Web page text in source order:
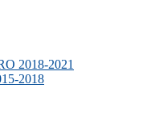
2018-2021
2018